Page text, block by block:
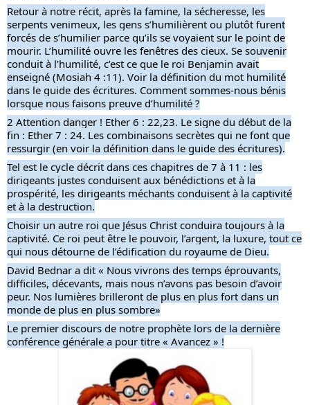
Retour à notre récit, après la famine, la sécheresse, les
serpents venimeux, les gens s’humilièrent ou plutôt furent
forcés de s’humilier parce qu’ils se voyaient sur le point de
mourir. L’humilité ouvre les fenêtres des cieux. Se souvenir
conduit à l’humilité, c’est ce que le roi Benjamin avait
enseigné (Mosiah 4 :11). Voir la définition du mot humilité
dans le guide des écritures. Comment sommes-nous bénis
lorsque nous faisons preuve d’humilité ?
2 Attention danger ! Ether 6 : 22,23. Le signe du début de la
fin : Ether 7 : 24. Les combinaisons secrètes qui ne font que
ressurgir (en voir la définition dans le guide des écritures).
Tel est le cycle décrit dans ces chapitres de 7 à 11 : les
dirigeants justes conduisent aux bénédictions et à la
prospérité, les dirigeants méchants conduisent à la captivité
et à la destruction.
Choisir un autre roi que Jésus Christ conduira toujours à la
captivité. Ce roi peut être le pouvoir, l’argent, la luxure, tout ce
qui nous détourne de l’édification du royaume de Dieu.
David Bednar a dit « Nous vivrons des temps éprouvants,
difficiles, décevants, mais nous n’avons pas besoin d’avoir
peur. Nos lumières brilleront de plus en plus fort dans un
monde de plus en plus sombre»
Le premier discours de notre prophète lors de la dernière
conférence générale a pour titre « Avancez » !